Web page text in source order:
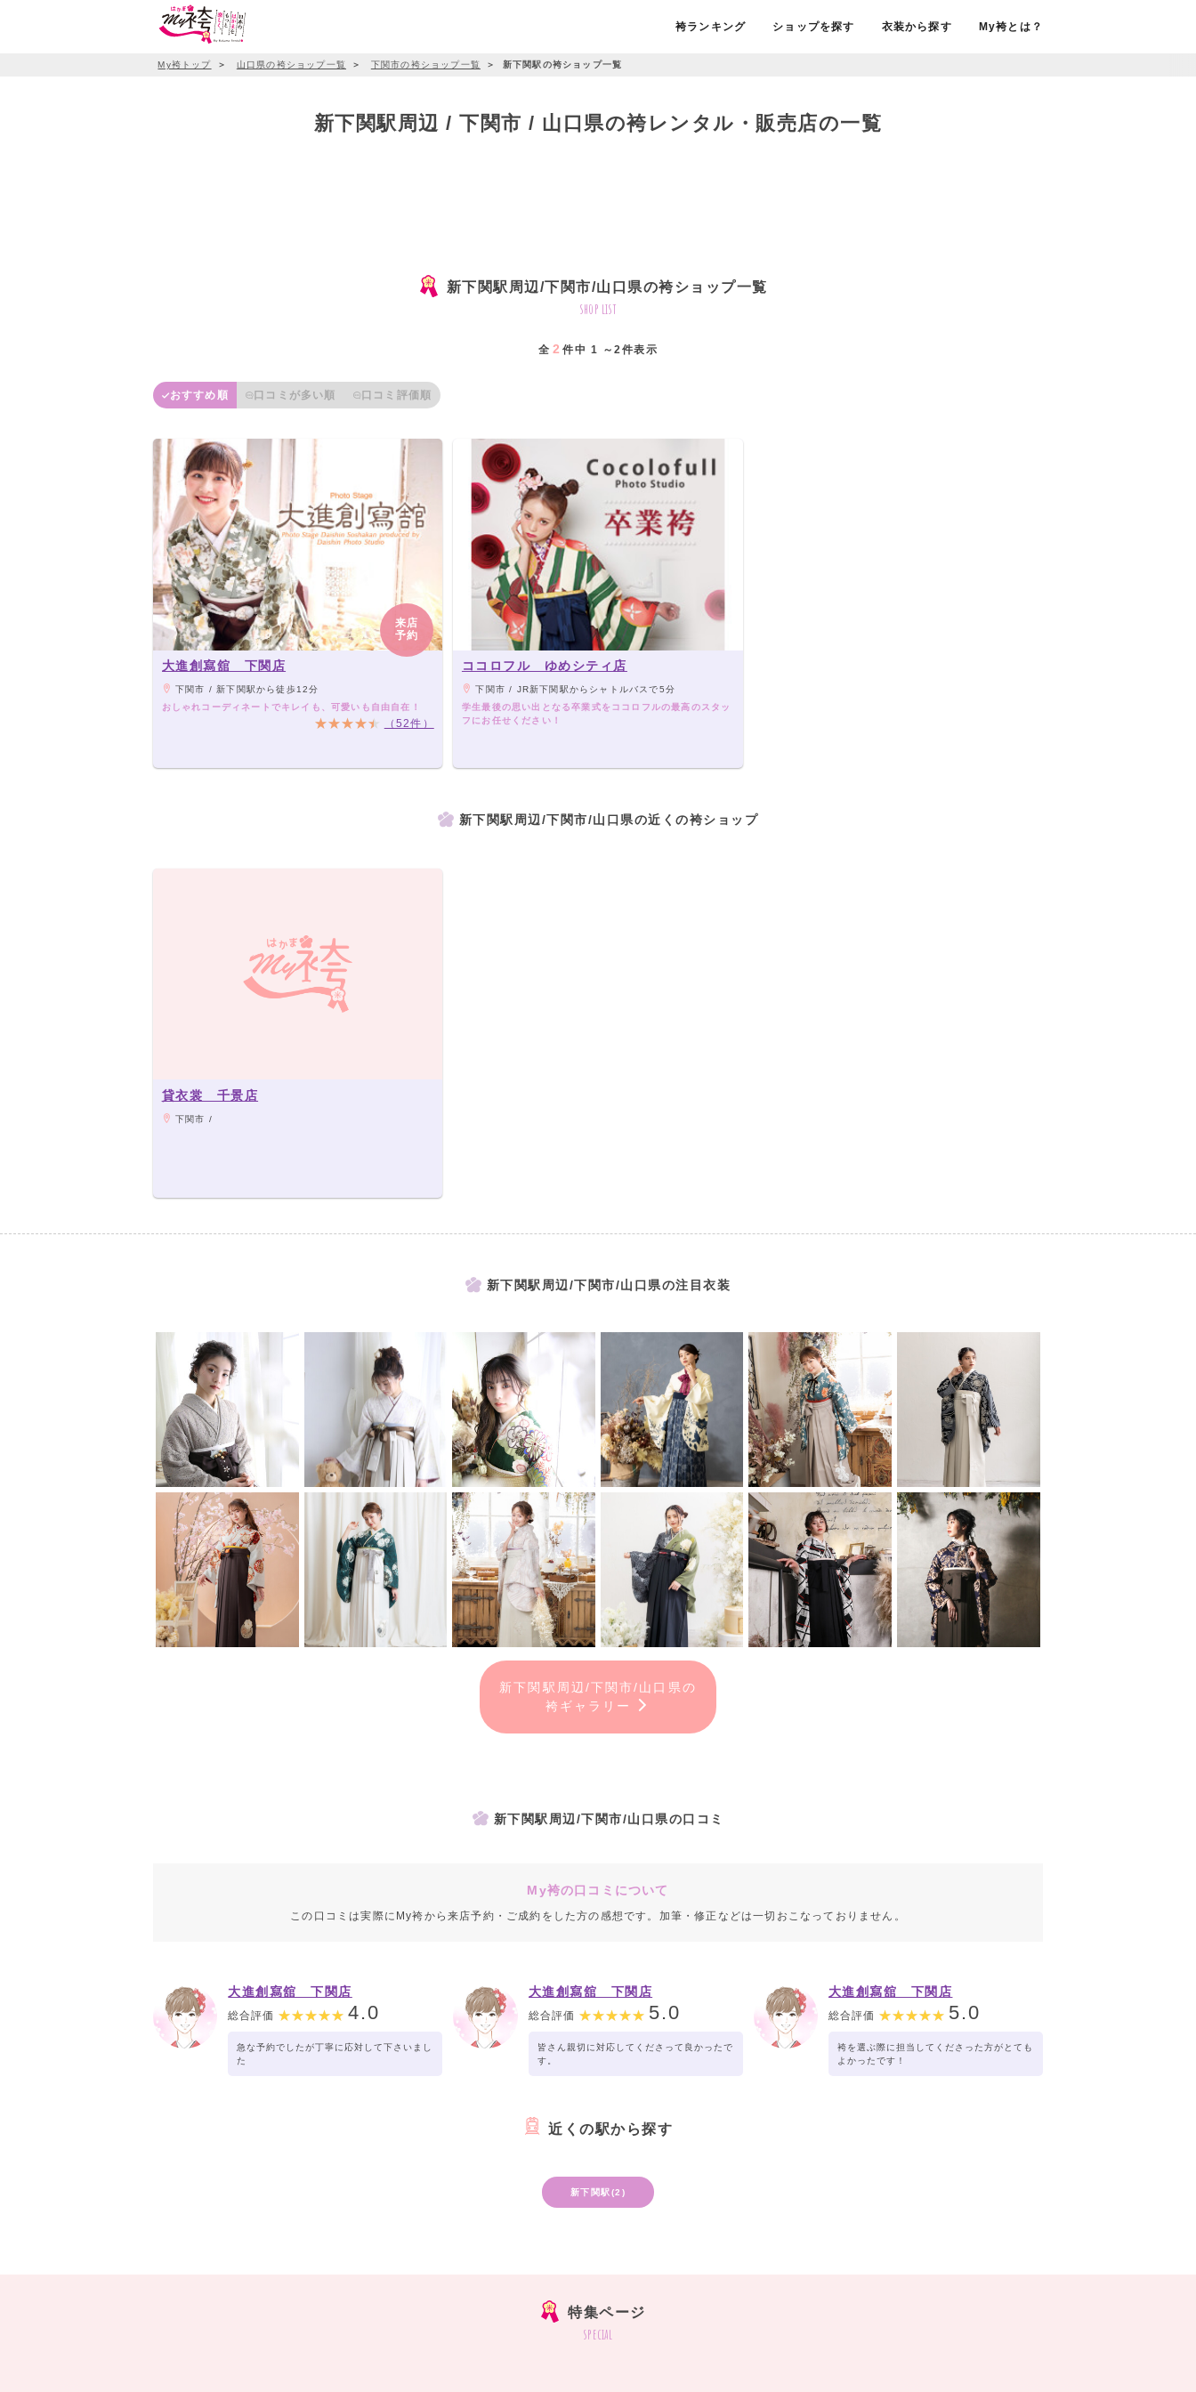
袴ランキング ショップを探す 衣装から探す My袴とは？
My袴トップ ＞ 山口県の袴ショップ一覧 ＞ 下関市の袴ショップ一覧 ＞ 新下関駅の袴ショップ一覧
新下関駅周辺 / 下関市 / 山口県の袴レンタル・販売店の一覧
新下関駅周辺/下関市/山口県の袴ショップ一覧
shop list
全 2 件中 1 ～2件表示
おすすめ順 口コミが多い順 口コミ評価順
来店
予約
大進創寫舘 下関店
下関市 / 新下関駅から徒歩12分
おしゃれコーディネートでキレイも、可愛いも自由自在！
（52件）
ココロフル ゆめシティ店
下関市 / JR新下関駅からシャトルバスで5分
学生最後の思い出となる卒業式をココロフルの最高のスタッ
フにお任せください！
新下関駅周辺/下関市/山口県の近くの袴ショップ
貸衣裳 千景店
下関市 /
新下関駅周辺/下関市/山口県の注目衣装
新下関駅周辺/下関市/山口県の
袴ギャラリー
新下関駅周辺/下関市/山口県の口コミ
My袴の口コミについて
この口コミは実際にMy袴から来店予約・ご成約をした方の感想です。加筆・修正などは一切おこなっておりません。
大進創寫舘 下関店
総合評価 4.0
急な予約でしたが丁寧に応対して下さいまし
た
大進創寫舘 下関店
総合評価 5.0
皆さん親切に対応してくださって良かったで
す。
大進創寫舘 下関店
総合評価 5.0
袴を選ぶ際に担当してくださった方がとても
よかったです！
近くの駅から探す
新下関駅(2)
特集ページ
special